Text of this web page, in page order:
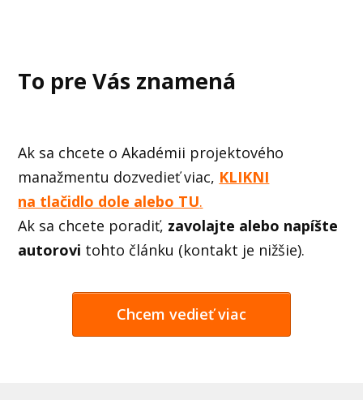
To pre Vás znamená
Ak sa chcete o Akadémii projektového
manažmentu dozvedieť viac, KLIKNI
na tlačidlo dole alebo TU.
Ak sa chcete poradiť, zavolajte alebo napíšte
autorovi tohto článku (kontakt je nižšie).
Chcem vedieť viac